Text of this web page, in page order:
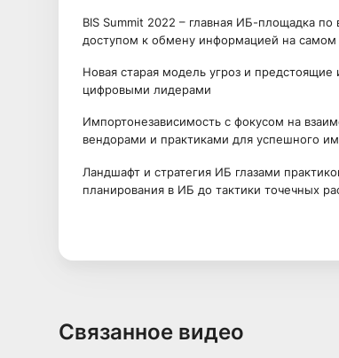
BIS Summit 2022 – главная ИБ-площадка
доступом к обмену информацией на
Новая старая модель угроз и предстоящие
цифровыми лидерами
Импортонезависимость с фокусом на
вендорами и практиками для успешного
Ландшафт и стратегия ИБ глазами
планирования в ИБ до тактики точечных
Связанное видео